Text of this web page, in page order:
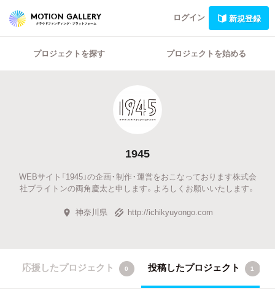
ログイン 新規登録
プロジェクトを探す プロジェクトを始める
1945
WEBサイト「1945」の企画・制作・運営をおこなっております株式会
社ブライトンの両角慶太と申します。よろしくお願いいたします。
神奈川県 http://ichikyuyongo.com
応援したプロジェクト 0 投稿したプロジェクト 1